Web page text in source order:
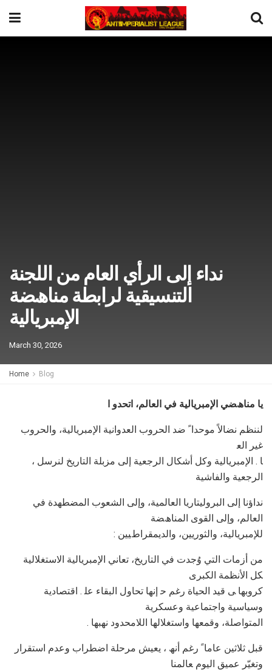
ﻧﺪاء إﻟﻰ اﻟﺮأي اﻟﻌﺎم ﻣﻦ اﻟﻠﺠﻨﺔ
اﻟﺘﻨﺴﯿﻘﯿﺔ ﻟﺮاﺑﻄﺔ ﻣﻨﺎھﻀﺔ
اﻹﻣﺒﺮﯾﺎﻟﯿﺔ
March 30, 2026
Home Blog
ﯾﺎ ﻣﻨﺎھﻀﻲ اﻹﻣﺒﺮﯾﺎﻟﯿﺔ ﻓﻲ اﻟﻌﺎﻟﻢ، اﺗﺤﺪو ا
ﻟﻨﻨﻈﻢ ﻧﻀﺎﻻً ﻣﻮﺣﺪا ً ﺿﺪ اﻟﺤﺮوب اﻟﻌﺪواﻧﯿﺔ اﻹﻣﺒﺮﯾﺎﻟﯿﺔ، واﻟﺤﺮوب
ﻏﯿﺮ اﻟﻌ
ﺎ . اﻹﻣﺒﺮﯾﺎﻟﯿﺔ وﻛﻞ أﺷﻜﺎل اﻟﺮﺟﻌﯿﺔ إﻟﻰ ﻣﺰﺑﻠﺔ اﻟﺘﺎرﯾﺦ ﻟﻨﺮﺳﻞ ،
اﻟﺮﺟﻌﯿﺔ واﻟﻔﺎﺷﯿﺔ
ﻧﺪاؤﻧﺎ إﻟﻰ اﻟﺒﺮوﻟﯿﺘﺎرﯾﺎ اﻟﻌﺎﻟﻤﯿﺔ، وإﻟﻰ اﻟﺸﻌﻮب اﻟﻤﻀﻄﮭﺪة ﻓﻲ
اﻟﻌﺎﻟﻢ، وإﻟﻰ اﻟﻘﻮى اﻟﻤﻨﺎھﻀﺔ
: ﻟﻺﻣﺒﺮﯾﺎﻟﯿﺔ، واﻟﺜﻮرﯾﯿﻦ، واﻟﺪﯾﻤﻘﺮاطﯿﯿﻦ
ﻣﻦ أزﻣﺎت اﻟﺘﻲ وُﺟﺪت ﻓﻲ اﻟﺘﺎرﯾﺦ، ﺗﻌﺎﻧﻲ اﻹﻣﺒﺮﯾﺎﻟﯿﺔ اﻻﺳﺘﻐﻼﻟﯿﺔ
ﻜﻞ اﻷﻧﻈﻤﺔ اﻟﻜﺒﺮى
ﻛﺮوﺑﮭﺎ ﻰ ﻗﯿﺪ اﻟﺤﯿﺎة رﻏﻢ ﺣ إﻧﮭﺎ ﺗﺤﺎول اﻟﺒﻘﺎء ﻋﻠ . اﻗﺘﺼﺎدﯾﺔ
وﺳﯿﺎﺳﯿﺔ واﺟﺘﻤﺎﻋﯿﺔ وﻋﺴﻜﺮﯾﺔ
. اﻟﻤﺘﻮاﺻﻠﺔ، وﻗﻤﻌﮭﺎ واﺳﺘﻐﻼﻟﮭﺎ اﻟﻼﻣﺤﺪود ﻧﮭﺒﮭﺎ
ﻗﺒﻞ ﺛﻼﺛﯿﻦ ﻋﺎﻣﺎ ً رﻏﻢ أﻧﮫ ، ﯾﻌﯿﺶ ﻣﺮﺣﻠﺔ اﺿﻄﺮاب وﻋﺪم اﺳﺘﻘﺮار
وﺗﻐﯿّﺮ ﻋﻤﯿﻖ اﻟﯿﻮم ﻌﺎﻟﻤﻨﺎ